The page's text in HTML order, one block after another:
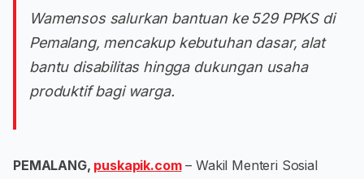
Wamensos salurkan bantuan ke 529 PPKS di
Pemalang, mencakup kebutuhan dasar, alat
bantu disabilitas hingga dukungan usaha
produktif bagi warga.
PEMALANG, puskapik.com– Wakil Menteri Sosial